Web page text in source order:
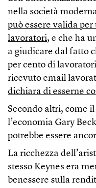
nella società
può essere valida
lavoratori, e che ha
a giudicare dal fatto
per cento di
ricevuto email
dichiara di esserne
Secondo altri, come
l’economia Gary
potrebbe essere
La ricchezza
stesso Keynes era
benessere sulla